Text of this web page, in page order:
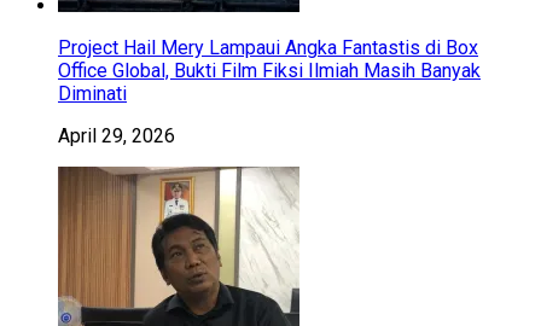
Project Hail Mery Lampaui Angka Fantastis di Box
Office Global, Bukti Film Fiksi Ilmiah Masih Banyak
Diminati
April 29, 2026